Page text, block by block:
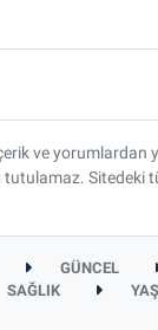
ve
Sitedeki
GÜNCEL
SAĞLIK